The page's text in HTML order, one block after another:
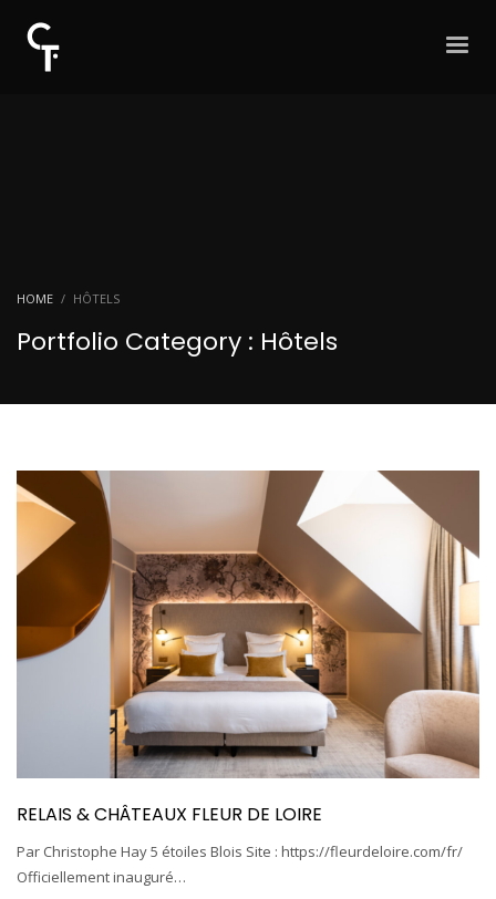
HOME HÔTELS
Portfolio Category : Hôtels
RELAIS & CHÂTEAUX FLEUR DE LOIRE
Par Christophe Hay 5 étoiles Blois Site : https://fleurdeloire.com/fr/
Officiellement inauguré…